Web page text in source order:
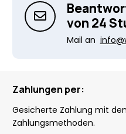
von 24
Mail an
Zahlungen per:
Gesicherte Zahlung mit
Zahlungsmethoden.